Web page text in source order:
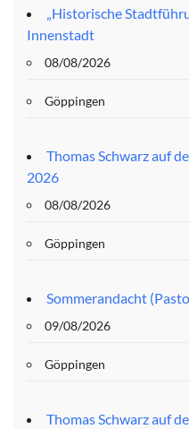
„Historische
Innenstadt
08/08/2026
Göppingen
Thomas Schwarz auf
2026
08/08/2026
Göppingen
Sommerandacht
09/08/2026
Göppingen
Thomas Schwarz auf